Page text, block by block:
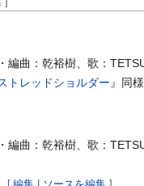
編曲：乾裕樹、歌：
トレッドショルダー 』同様
編曲：乾裕樹、歌：